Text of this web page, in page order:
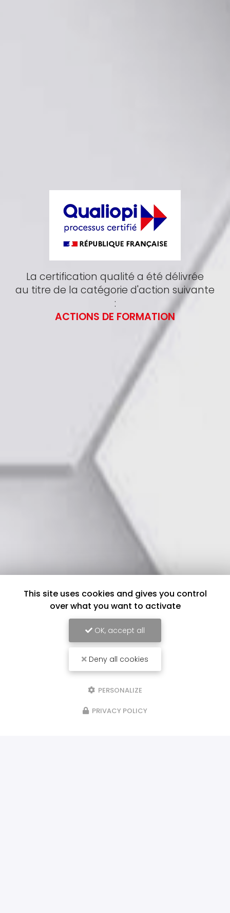
La certification qualité a été délivrée
au titre de la catégorie d'action suivante
:
ACTIONS DE FORMATION
This site uses cookies and gives you control
over what you want to activate
OK, accept all
Deny all cookies
PERSONALIZE
PRIVACY POLICY